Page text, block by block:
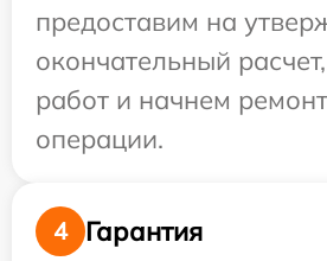
предоставим на
окончательный
работ и начнем
операции.
4
Гарантия